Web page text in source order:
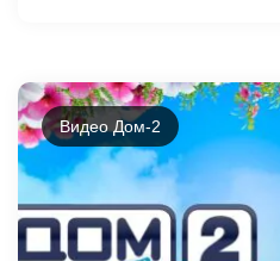
Видео Дом-2